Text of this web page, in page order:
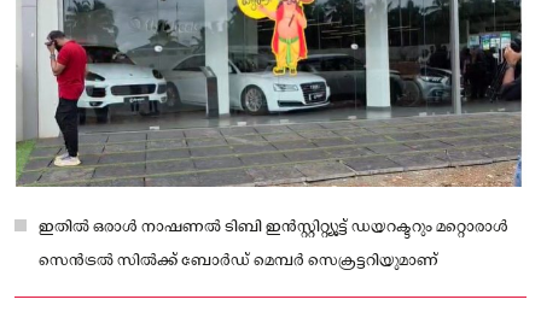
ഇതില്‍ ഒരാള്‍ നാഷണല്‍ ടിബി ഇന്‍സ്റ്റിറ്റ്യൂട്ട് ഡയറക്ടറും മറ്റൊരാള്‍
സെന്‍ട്രല്‍ സില്‍ക്ക് ബോര്‍ഡ് മെമ്പര്‍ സെക്രട്ടറിയുമാണ്